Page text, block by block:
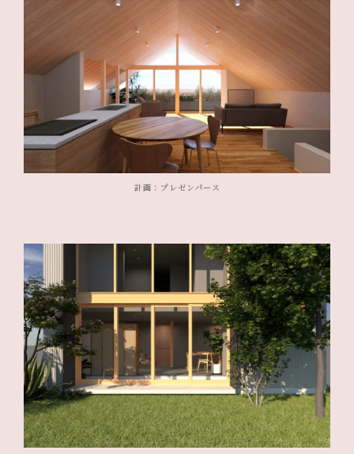
計画：プレゼンパース